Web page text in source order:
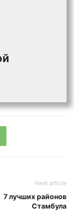
Next article
7 лучших районов
Стамбула